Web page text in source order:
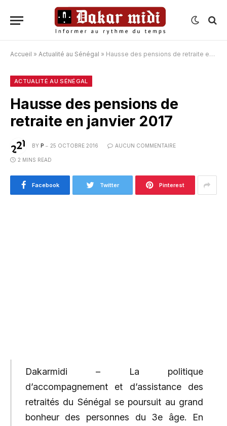
Accueil » Actualité au Sénégal » Hausse des pensions de retraite en janvier 2017
ACTUALITÉ AU SÉNÉGAL
Hausse des pensions de
retraite en janvier 2017
BY P 25 OCTOBRE 2016 AUCUN COMMENTAIRE
2 MINS READ
Facebook Twitter Pinterest
Dakarmidi – La politique
d’accompagnement et d’assistance des
retraités du Sénégal se poursuit au grand
bonheur des personnes du 3e âge. En